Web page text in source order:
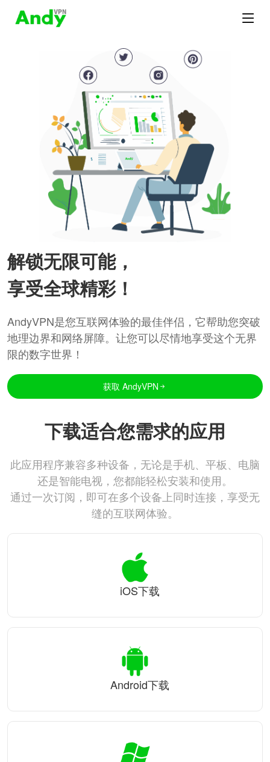
解锁无限可能，
享受全球精彩！
AndyVPN是您互联网体验的最佳伴侣，它帮助您突破
地理边界和网络屏障。让您可以尽情地享受这个无界
限的数字世界！
获取 AndyVPN
下载适合您需求的应用
此应用程序兼容多种设备，无论是手机、平板、电脑
还是智能电视，您都能轻松安装和使用。
通过一次订阅，即可在多个设备上同时连接，享受无
缝的互联网体验。
iOS下载
Android下载